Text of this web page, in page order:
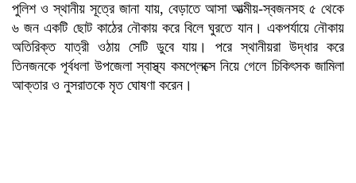
পুলিশ ও স্থানীয় সূত্রে জানা যায়, বেড়াতে আসা আত্মীয়-স্বজনসহ ৫ থেকে
৬ জন একটি ছোট কাঠের নৌকায় করে বিলে ঘুরতে যান। একপর্যায়ে নৌকায়
অতিরিক্ত যাত্রী ওঠায় সেটি ডুবে যায়। পরে স্থানীয়রা উদ্ধার করে
তিনজনকে পূর্বধলা উপজেলা স্বাস্থ্য কমপ্লেক্সে নিয়ে গেলে চিকিৎসক জামিলা
আক্তার ও নুসরাতকে মৃত ঘোষণা করেন।